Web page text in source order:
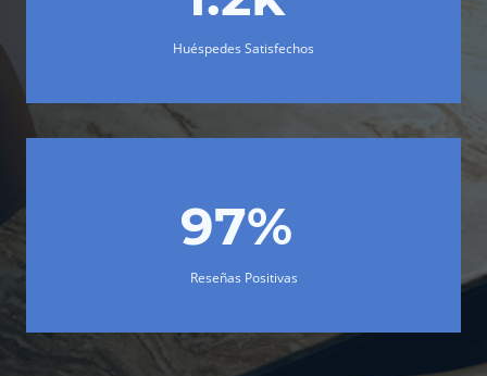
Huéspedes Satisfechos
97%
Reseñas Positivas